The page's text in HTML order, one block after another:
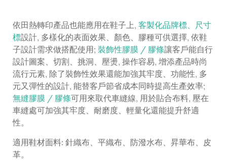
依田熱轉印產品也能應用在鞋子上, 客製化品牌標、尺寸
標設計, 多樣化的表面效果、顏色、膠種可供選擇, 依鞋
子設計需求做搭配使用; 裝飾性膠膜 / 膠條讓客戶能自行
設計圖案、切割、挑洞、壓燙, 操作容易, 增添產品時尚
流行元素, 除了裝飾性效果還能加強其牢度、功能性, 多
元又彈性的設計, 能替客戶節省成本同時提高生產效率;
無縫膠膜 / 膠條可用來取代車縫線, 用於貼合布料, 壓在
車縫處可加強其牢度、耐磨度、輕量化還能提升舒適
性。
適用鞋材面料: 針織布、平織布、防潑水布、昇華布、皮
革。